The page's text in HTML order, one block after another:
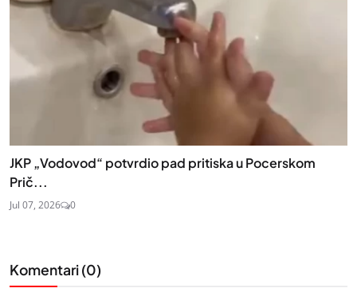
JKP „Vodovod“ potvrdio pad pritiska u Pocerskom
Prič...
Jul 07, 2026 0
Komentari (0)